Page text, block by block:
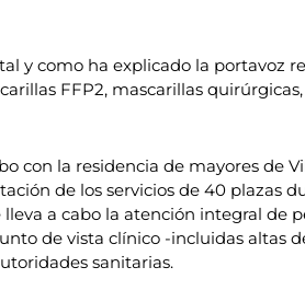
y como ha explicado la portavoz
FFP2, mascarillas
la residencia de mayores de
de los servicios de 40 plazas
a cabo la atención integral de
de vista clínico -incluidas altas
sanitarias.